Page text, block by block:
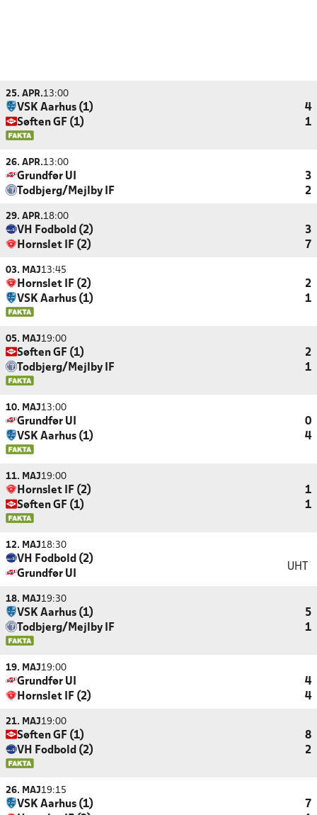
25. APR.13:00
VSK Aarhus (1)
4
Søften GF (1)
1
26. APR.13:00
Grundfør UI
3
Todbjerg/Mejlby IF
2
29. APR.18:00
VH Fodbold (2)
3
Hornslet IF (2)
7
03. MAJ13:45
Hornslet IF (2)
2
VSK Aarhus (1)
1
05. MAJ19:00
Søften GF (1)
2
Todbjerg/Mejlby IF
1
10. MAJ13:00
Grundfør UI
0
VSK Aarhus (1)
4
11. MAJ19:00
Hornslet IF (2)
1
Søften GF (1)
1
12. MAJ18:30
VH Fodbold (2)
Grundfør UI
UHT
18. MAJ19:30
VSK Aarhus (1)
5
Todbjerg/Mejlby IF
1
19. MAJ19:00
Grundfør UI
4
Hornslet IF (2)
4
21. MAJ19:00
Søften GF (1)
8
VH Fodbold (2)
2
26. MAJ19:15
VSK Aarhus (1)
7